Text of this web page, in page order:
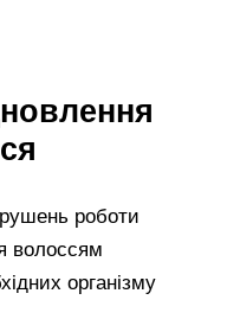
роботи
волоссям
організму